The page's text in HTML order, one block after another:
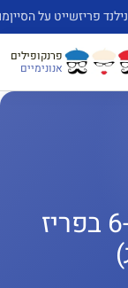
פריזשייט על הסיין
פרנקופילים
אנונימיים
דירות מומלצות ברובע ה-6 בפריז